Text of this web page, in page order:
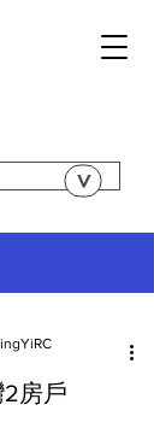
>
房戶